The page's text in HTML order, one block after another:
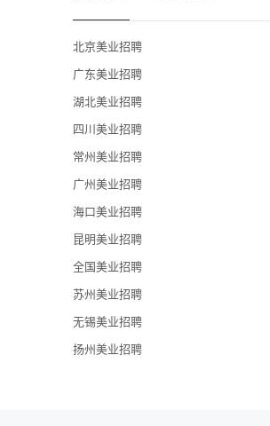
北京美业招聘
广东美业招聘
湖北美业招聘
四川美业招聘
常州美业招聘
广州美业招聘
海口美业招聘
昆明美业招聘
全国美业招聘
苏州美业招聘
无锡美业招聘
扬州美业招聘